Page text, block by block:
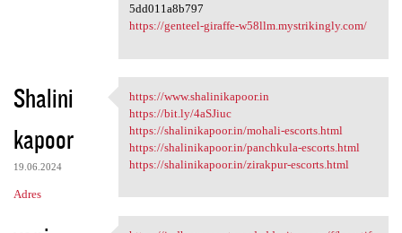
5dd011a8b797
https://genteel-giraffe-w58llm.mystrikingly.com/
Shalini
kapoor
19.06.2024
Adres
https://www.shalinikapoor.in
https://www.shalinikapoor.in
https://bit.ly/4aSJiuc
https://shalinikapoor.in/mohali-escorts.html
https://shalinikapoor.in/panchkula-escorts.html
https://shalinikapoor.in/zirakpur-escorts.html